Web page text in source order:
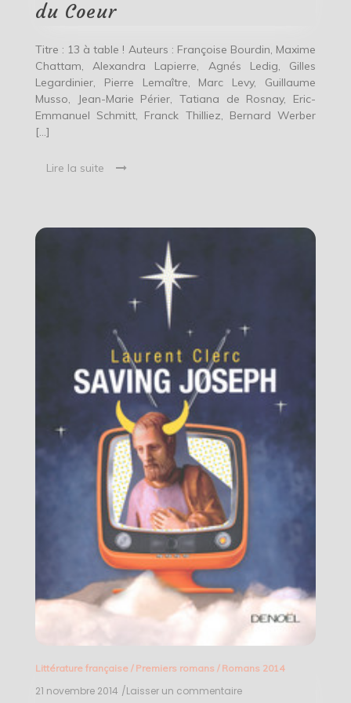
du Coeur
Titre : 13 à table ! Auteurs : Françoise Bourdin, Maxime
Chattam, Alexandra Lapierre, Agnés Ledig, Gilles
Legardinier, Pierre Lemaître, Marc Levy, Guillaume
Musso, Jean-Marie Périer, Tatiana de Rosnay, Eric-
Emmanuel Schmitt, Franck Thilliez, Bernard Werber
[…]
Lire la suite
Littérature française/ Premiers romans / Romans 2014
21 novembre 2014 /Laisser un commentaireon